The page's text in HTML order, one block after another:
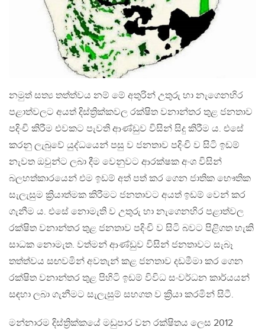
නමුත් සත්‍ය තත්ත්වය නම් මේ අතුරින් උතුරු හා නැගෙනහිර
පළාත්වලට අයත් දිස්ත්‍රික්කවල රක්ෂිත වනාන්තර තුළ ජනතාව
පදිංචි කිරීම එවකට පැවති ආණ්ඩුව විසින් සිදු කිරීම ය. එසේ
කරනු ලැබුවේ යුද්ධයෙන් පසු ව ජනතාව පදිංචි ව සිටි ඉඩම්
නැවත ඔවුන්ට ලබා දීම වෙනුවට ආරක්ෂක අංශ විසින්
බලහත්කාරයෙන් එම ඉඩම් අත් පත් කර ගෙන ජාතික භෞතික
සැලැසුම ක්‍රියාත්මක කිරීමට ජනතාවට අයත් ඉඩම් වෙන් කර
ගැනීම ය. එසේ නොමැති ව උතුරු හා නැගෙනහිර පළාත්වල
රක්ෂිත වනාන්තර තුළ ජනතාව පදිංචි ව සිටි බවට පිළිගත හැකි
සාධක නොමැත. වත්මන් ආණ්ඩුව විසින් ජනතාවට සැබෑ
තත්ත්වය සඟවමින් අවතැන් කළ ජනතාව දඩමීමා කර ගෙන
රක්ෂිත වනාන්තර තුළ පිහිටි ඉඩම් විවිධ සංවර්ධන කාර්යයන්
සඳහා ලබා ගැනීමට සැලැසුම් සහගත ව ක්‍රියා කරමින් සිටී.
මන්නාරම දිස්ත්‍රික්කයේ මඩුපාර වන රක්ෂිතය ලෙස 2012